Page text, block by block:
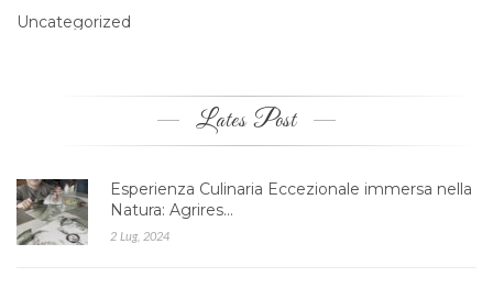
Uncategorized
Lates Post
Esperienza Culinaria Eccezionale immersa nella
Natura: Agrires…
2 Lug, 2024